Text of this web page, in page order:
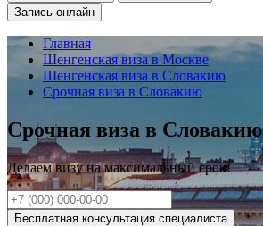
Запись онлайн
Главная
Шенгенская виза в Москве
Шенгенская виза в Словакию
Срочная виза в Словакию
Срочная виза в Словакию
Делаем визу намаксимальныйсрок!
Бесплатная консультация специалиста